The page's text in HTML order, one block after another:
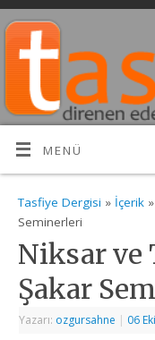
MENÜ
Tasfiye Dergisi » İçerik
Seminerleri
Niksar ve
Şakar
Yazarı: ozgursahne | 06